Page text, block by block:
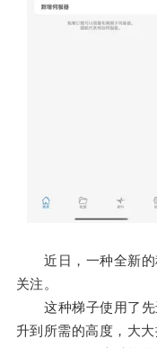
近日，一种全新的
关注。
这种梯子使用了先
升到所需的高度，大